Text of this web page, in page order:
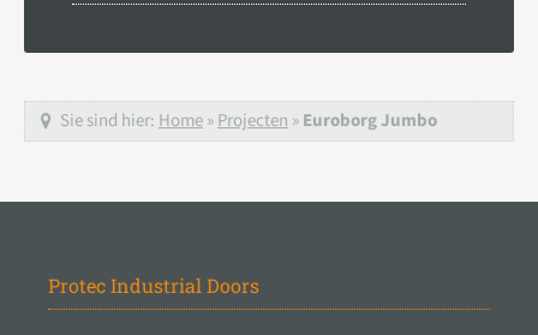
Sie sind hier: Home»Projecten »Euroborg Jumbo
Protec Industrial Doors